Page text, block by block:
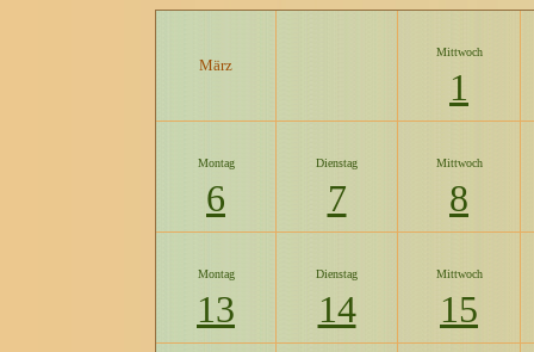
März
Mittwoch
1
Montag
6
Dienstag
7
Mittwoch
8
Montag
13
Dienstag
14
Mittwoch
15